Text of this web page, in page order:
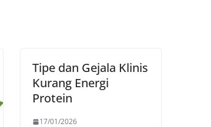
Tipe dan Gejala Klinis
Kurang Energi
Protein
17/01/2026